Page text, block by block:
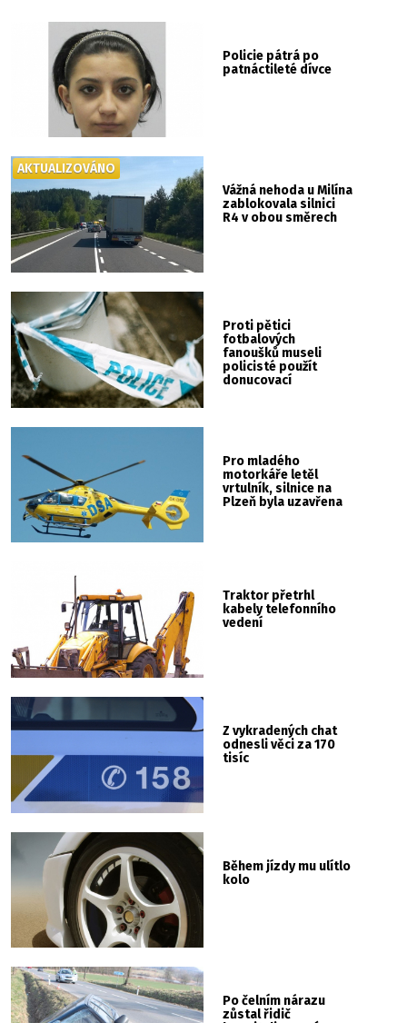
Policie pátrá po
patnáctileté dívce
Vážná nehoda u Milína
zablokovala silnici
R4 v obou směrech
AKTUALIZOVÁNO
Proti pětici
fotbalových
fanoušků museli
policisté použít
donucovací
Pro mladého
motorkáře letěl
vrtulník, silnice na
Plzeň byla uzavřena
Traktor přetrhl
kabely telefonního
vedení
Z vykradených chat
odnesli věci za 170
tisíc
Během jízdy mu ulítlo
kolo
Po čelním nárazu
zůstal řidič